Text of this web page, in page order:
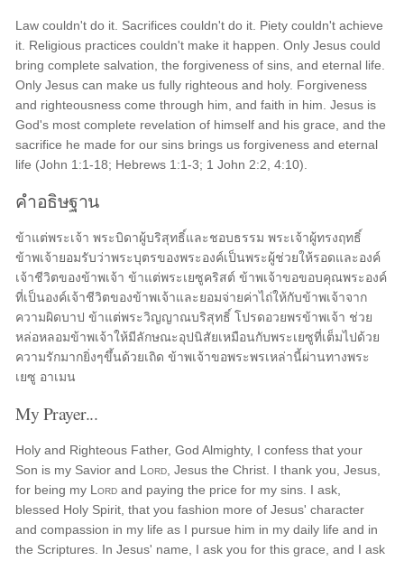
Law couldn't do it. Sacrifices couldn't do it. Piety couldn't achieve
it. Religious practices couldn't make it happen. Only Jesus could
bring complete salvation, the forgiveness of sins, and eternal life.
Only Jesus can make us fully righteous and holy. Forgiveness
and righteousness come through him, and faith in him. Jesus is
God's most complete revelation of himself and his grace, and the
sacrifice he made for our sins brings us forgiveness and eternal
life (John 1:1-18; Hebrews 1:1-3; 1 John 2:2, 4:10).
คำอธิษฐาน
ข้าแต่พระเจ้า พระบิดาผู้บริสุทธิ์และชอบธรรม พระเจ้าผู้ทรงฤทธิ์
ข้าพเจ้ายอมรับว่าพระบุตรของพระองค์เป็นพระผู้ช่วยให้รอดและองค์
เจ้าชีวิตของข้าพเจ้า ข้าแต่พระเยซูคริสต์ ข้าพเจ้าขอขอบคุณพระองค์
ที่เป็นองค์เจ้าชีวิตของข้าพเจ้าและยอมจ่ายค่าไถ่ให้กับข้าพเจ้าจาก
ความผิดบาป ข้าแต่พระวิญญาณบริสุทธิ์ โปรดอวยพรข้าพเจ้า ช่วย
หล่อหลอมข้าพเจ้าให้มีลักษณะอุปนิสัยเหมือนกับพระเยซูที่เต็มไปด้วย
ความรักมากยิ่งๆขึ้นด้วยเถิด ข้าพเจ้าขอพระพรเหล่านี้ผ่านทางพระ
เยซู อาเมน
My Prayer...
Holy and Righteous Father, God Almighty, I confess that your
Son is my Savior and Lord , Jesus the Christ. I thank you, Jesus,
for being my Lord and paying the price for my sins. I ask,
blessed Holy Spirit, that you fashion more of Jesus' character
and compassion in my life as I pursue him in my daily life and in
the Scriptures. In Jesus' name, I ask you for this grace, and I ask